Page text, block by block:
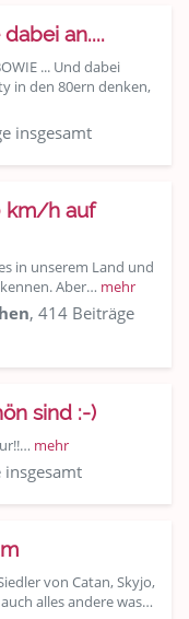
an....
... Und dabei
in den 80ern denken,
insgesamt
km/h auf
in unserem Land und
Aber… mehr
, 414 Beiträge
sind :-)
mehr
insgesamt
von Catan, Skyjo,
alles andere was…